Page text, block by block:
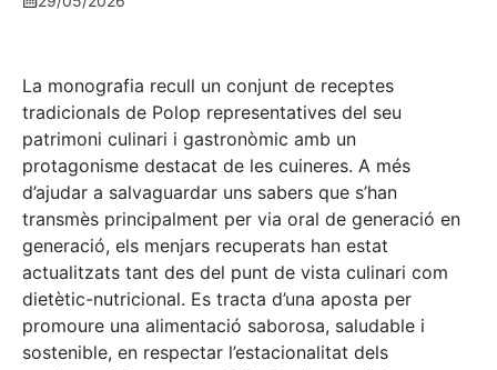
La monografia recull un conjunt de receptes
tradicionals de Polop representatives del seu
patrimoni culinari i gastronòmic amb un
protagonisme destacat de les cuineres. A més
d’ajudar a salvaguardar uns sabers que s’han
transmès principalment per via oral de generació en
generació, els menjars recuperats han estat
actualitzats tant des del punt de vista culinari com
dietètic-nutricional. Es tracta d’una aposta per
promoure una alimentació saborosa, saludable i
sostenible, en respectar l’estacionalitat dels